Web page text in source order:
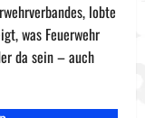
lobte
was Feuerwehr
da sein – auch